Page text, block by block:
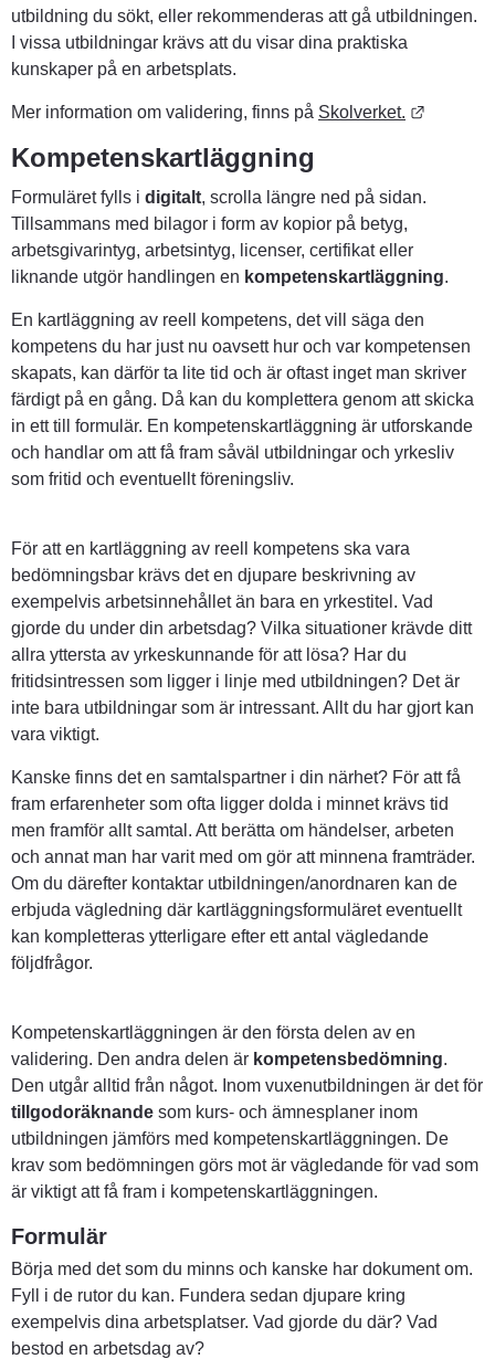
utbildning du sökt, eller rekommenderas att gå utbildningen.
I vissa utbildningar krävs att du visar dina praktiska
kunskaper på en arbetsplats.
Mer information om validering, finns på Skolverket.
Kompetenskartläggning
Formuläret fylls i digitalt, scrolla längre ned på sidan.
Tillsammans med bilagor i form av kopior på betyg,
arbetsgivarintyg, arbetsintyg, licenser, certifikat eller
liknande utgör handlingen en kompetenskartläggning.
En kartläggning av reell kompetens, det vill säga den
kompetens du har just nu oavsett hur och var kompetensen
skapats, kan därför ta lite tid och är oftast inget man skriver
färdigt på en gång. Då kan du komplettera genom att skicka
in ett till formulär. En kompetenskartläggning är utforskande
och handlar om att få fram såväl utbildningar och yrkesliv
som fritid och eventuellt föreningsliv.
För att en kartläggning av reell kompetens ska vara
bedömningsbar krävs det en djupare beskrivning av
exempelvis arbetsinnehållet än bara en yrkestitel. Vad
gjorde du under din arbetsdag? Vilka situationer krävde ditt
allra yttersta av yrkeskunnande för att lösa? Har du
fritidsintressen som ligger i linje med utbildningen? Det är
inte bara utbildningar som är intressant. Allt du har gjort kan
vara viktigt.
Kanske finns det en samtalspartner i din närhet? För att få
fram erfarenheter som ofta ligger dolda i minnet krävs tid
men framför allt samtal. Att berätta om händelser, arbeten
och annat man har varit med om gör att minnena framträder.
Om du därefter kontaktar utbildningen/anordnaren kan de
erbjuda vägledning där kartläggningsformuläret eventuellt
kan kompletteras ytterligare efter ett antal vägledande
följdfrågor.
Kompetenskartläggningen är den första delen av en
validering. Den andra delen är kompetensbedömning.
tillgodoräknande som kurs- och ämnesplaner inom
utbildningen jämförs med kompetenskartläggningen. De
krav som bedömningen görs mot är vägledande för vad som
är viktigt att få fram i kompetenskartläggningen.
Formulär
Börja med det som du minns och kanske har dokument om.
Fyll i de rutor du kan. Fundera sedan djupare kring
exempelvis dina arbetsplatser. Vad gjorde du där? Vad
bestod en arbetsdag av?